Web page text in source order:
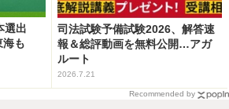
選出
も
司法試験予備試験2026、解答速
報＆総評動画を無料公開…アガ
ルート
2026.7.21
Recommended by